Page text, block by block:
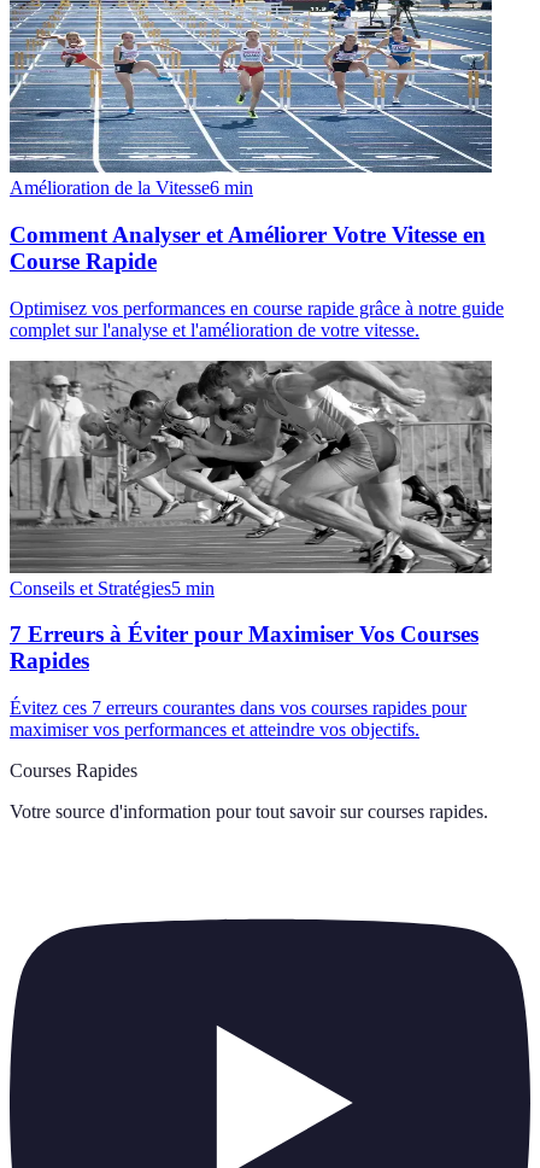
Amélioration de la Vitesse6 min
Comment Analyser et Améliorer Votre Vitesse en
Course Rapide
Optimisez vos performances en course rapide grâce à notre guide
complet sur l'analyse et l'amélioration de votre vitesse.
Conseils et Stratégies5 min
7 Erreurs à Éviter pour Maximiser Vos Courses
Rapides
Évitez ces 7 erreurs courantes dans vos courses rapides pour
maximiser vos performances et atteindre vos objectifs.
Courses Rapides
Votre source d'information pour tout savoir sur courses rapides.